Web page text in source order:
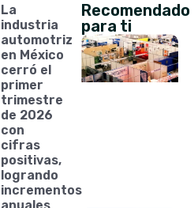
La
industria
automotriz
en México
cerró el
primer
trimestre
de 2026
con
cifras
positivas,
logrando
incrementos
Recomendado
para ti